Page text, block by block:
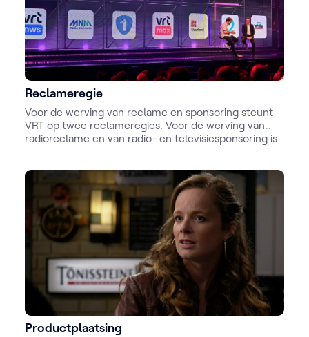
Reclameregie
Voor de werving van reclame en sponsoring steunt
VRT op twee reclameregies. Voor de werving van
radioreclame en van radio- en televisiesponsoring is
producten is dit Ads & Data.
Productplaatsing